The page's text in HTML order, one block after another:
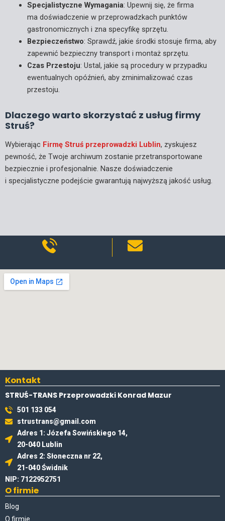
Specjalistyczne Wymagania: Upewnij się, że firma
ma doświadczenie w przeprowadzkach punktów
gastronomicznych i zna specyfikę sprzętu.
Bezpieczeństwo: Sprawdź, jakie środki stosuje firma, aby
zapewnić bezpieczny transport i montaż sprzętu.
Czas Przestoju: Ustal, jakie są procedury w przypadku
ewentualnych opóźnień, aby zminimalizować czas
przestoju.
Dlaczego warto skorzystać z usług firmy
Struś?
Wybierając Firmę Struś przeprowadzki Lublin, zyskujesz
pewność, że Twoje archiwum zostanie przetransportowane
bezpiecznie i profesjonalnie. Nasze doświadczenie
i specjalistyczne podejście gwarantują najwyższą jakość usług.
Kontakt
STRUŚ-TRANS Przeprowadzki Konrad Mazur
501 133 054
strustrans@gmail.com
Adres 1: Józefa Sowińskiego 14,
20-040 Lublin
Adres 2: Słoneczna nr 22,
21-040 Świdnik
NIP: 7122952751
O firmie
Blog
O firmie